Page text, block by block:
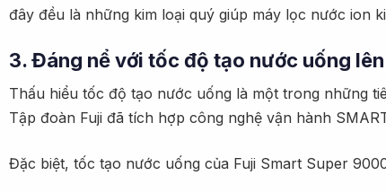
đây đều là những kim loại quý giúp máy lọc nước ion
3. Đáng nể với tốc độ tạo nước uống
Thấu hiểu tốc độ tạo nước uống là một trong những
Tập đoàn Fuji đã tích hợp công nghệ vận hành
Đặc biệt, tốc tạo nước uống của Fuji Smart Super